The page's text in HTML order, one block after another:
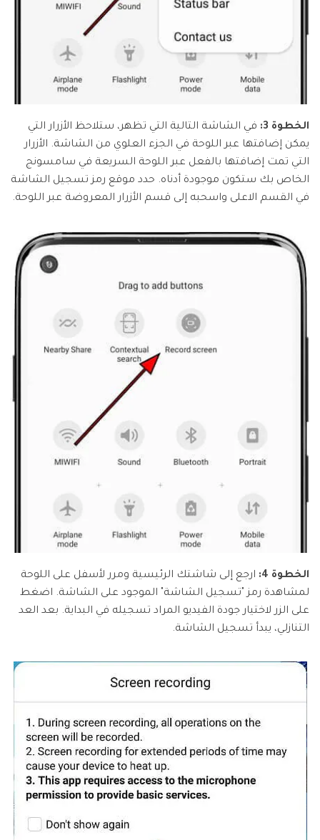
الخطوة 3:
في الشاشة التالية التي تظهر، ستلاحظ الأزرار التي
يمكن إضافتها عبر اللوحة في الجزء العلوي من الشاشة. الأزرار
التي تمت إضافتها بالفعل عبر اللوحة السريعة في سامسونج
الخاص بك ستكون موجودة أدناه. حدد موقع رمز تسجيل الشاشة
في القسم الاعلى واسحبه إلى قسم الأزرار المعروضة عبر اللوحة.
الخطوة 4:
ارجع إلى شاشتك الرئيسية ومرر لأسفل على اللوحة
لمشاهدة رمز "تسجيل الشاشة" الموجود على الشاشة. اضغط
على الزر لاختيار جودة الفيديو المراد تسجيله في البداية. بعد العد
التنازلي، يبدأ تسجيل الشاشة.